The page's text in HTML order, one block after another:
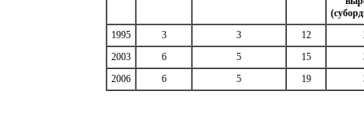
1995
3 3 12
2003
6 5 15
2006
6 5 19